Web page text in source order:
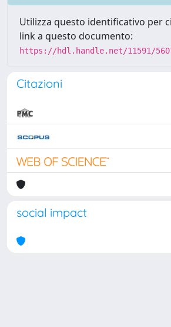
Utilizza questo identificativo per
link a questo documento:
https://hdl.handle.net/11591/
Citazioni
social impact